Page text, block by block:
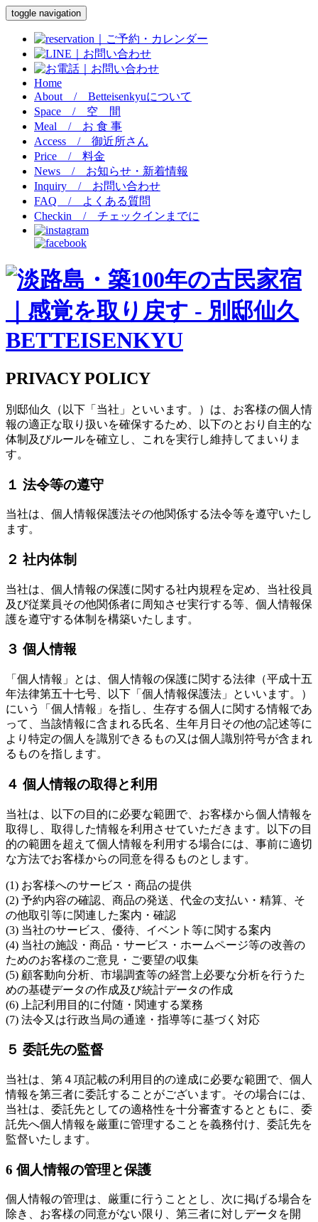
toggle navigation
Home
About / Betteisenkyuについて
Space / 空 間
Meal / お 食 事
Access / 御近所さん
Price / 料金
News / お知らせ・新着情報
Inquiry / お問い合わせ
FAQ /
よくある質問
Checkin / チェックインまでに
PRIVACY POLICY
別邸仙久（以下「当社」といいます。）は、お客様の個人情
報の適正な取り扱いを確保するため、以下のとおり自主的な
体制及びルールを確立し、これを実行し維持してまいりま
す。
１ 法令等の遵守
当社は、個人情報保護法その他関係する法令等を遵守いたし
ます。
２ 社内体制
当社は、個人情報の保護に関する社内規程を定め、当社役員
及び従業員その他関係者に周知させ実行する等、個人情報保
護を遵守する体制を構築いたします。
３ 個人情報
「個人情報」とは、個人情報の保護に関する法律（平成十五
年法律第五十七号、以下「個人情報保護法」といいます。）
にいう「個人情報」を指し、生存する個人に関する情報であ
って、当該情報に含まれる氏名、生年月日その他の記述等に
より特定の個人を識別できるもの又は個人識別符号が含まれ
るものを指します。
４ 個人情報の取得と利用
当社は、以下の目的に必要な範囲で、お客様から個人情報を
取得し、取得した情報を利用させていただきます。以下の目
的の範囲を超えて個人情報を利用する場合には、事前に適切
な方法でお客様からの同意を得るものとします。
(1) お客様へのサービス・商品の提供
(2) 予約内容の確認、商品の発送、代金の支払い・精算、そ
の他取引等に関連した案内・確認
(3) 当社のサービス、優待、イベント等に関する案内
(4) 当社の施設・商品・サービス・ホームページ等の改善の
ためのお客様のご意見・ご要望の収集
(5) 顧客動向分析、市場調査等の経営上必要な分析を行うた
めの基礎データの作成及び統計データの作成
(6) 上記利用目的に付随・関連する業務
(7) 法令又は行政当局の通達・指導等に基づく対応
５ 委託先の監督
当社は、第４項記載の利用目的の達成に必要な範囲で、個人
情報を第三者に委託することがございます。その場合には、
当社は、委託先としての適格性を十分審査するとともに、委
託先へ個人情報を厳重に管理することを義務付け、委託先を
監督いたします。
6 個人情報の管理と保護
個人情報の管理は、厳重に行うこととし、次に掲げる場合を
除き、お客様の同意がない限り、第三者に対しデータを開